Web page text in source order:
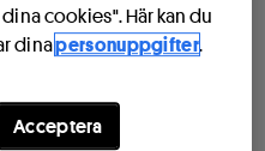
cookies". Här kan du
dinapersonuppgifter.
Acceptera